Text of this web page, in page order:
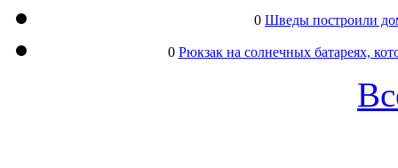
0 Шведы построили
0 Рюкзак на солнечных батареях,